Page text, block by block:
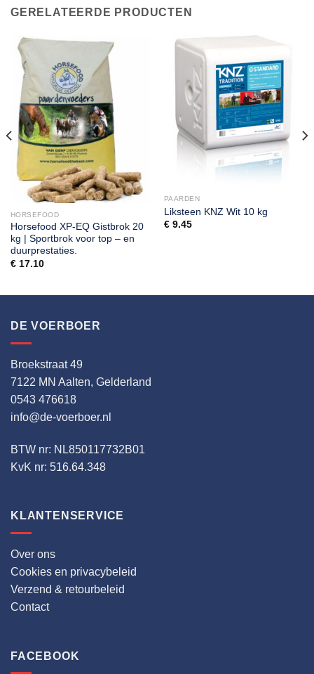
GERELATEERDE PRODUCTEN
HORSEFOOD
Horsefood XP-EQ Gistbrok 20
kg | Sportbrok voor top – en
duurprestaties.
€17.10
PAARDEN
Liksteen KNZ Wit 10 kg
€9.45
DE VOERBOER
Broekstraat 49
7122 MN Aalten, Gelderland
0543 476618
info@de-voerboer.nl
BTW nr: NL850117732B01
KvK nr: 516.64.348
KLANTENSERVICE
Over ons
Cookies en privacybeleid
Verzend & retourbeleid
Contact
FACEBOOK